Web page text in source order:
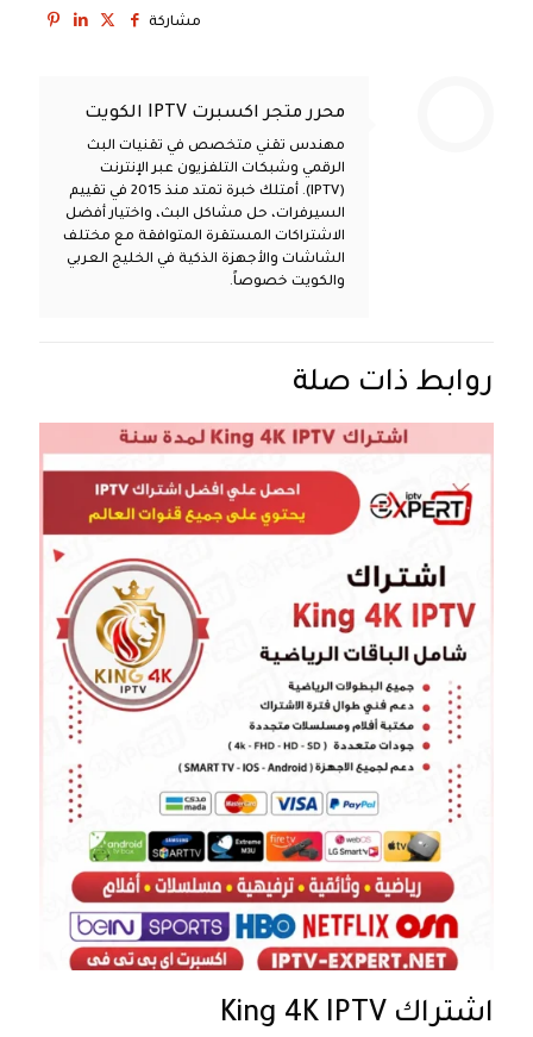
مشاركة
محرر متجر اكسبرت IPTV الكويت
مهندس تقني متخصص في تقنيات البث
الرقمي وشبكات التلفزيون عبر الإنترنت
(IPTV). أمتلك خبرة تمتد منذ 2015 في تقييم
السيرفرات، حل مشاكل البث، واختيار أفضل
الاشتراكات المستقرة المتوافقة مع مختلف
الشاشات والأجهزة الذكية في الخليج العربي
والكويت خصوصاً.
روابط ذات صلة
اشتراك King 4K IPTV